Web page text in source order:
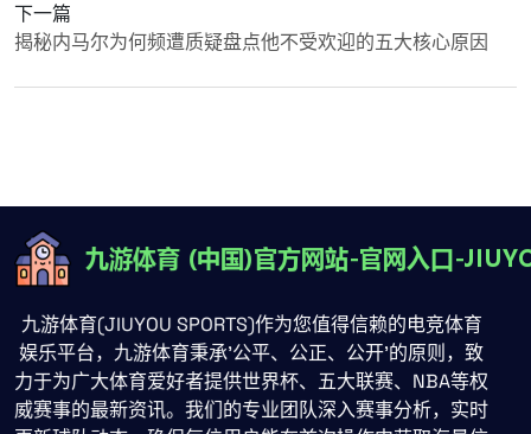
下一篇
揭秘内马尔为何频遭质疑盘点他不受欢迎的五大核心原因
九游体育(JIUYOU SPORTS)作为您值得信赖的电竞体育
娱乐平台，九游体育秉承'公平、公正、公开'的原则，致
力于为广大体育爱好者提供世界杯、五大联赛、NBA等权
威赛事的最新资讯。我们的专业团队深入赛事分析，实时